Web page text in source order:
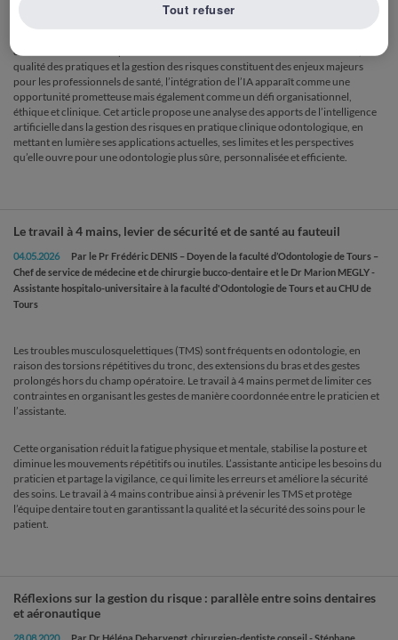
L’intelligence artificielle (IA) transforme progressivement les pratiques cliniques
d’automatisation et de prédiction. Dans un contexte où la sécurité des soins, la
qualité des pratiques et la gestion des risques constituent des enjeux majeurs
pour les professionnels de santé, l’intégration de l’IA apparaît comme une
opportunité prometteuse mais également comme un défi organisationnel,
éthique et clinique. Cet article propose une analyse des apports de l’intelligence
artificielle dans la gestion des risques en pratique clinique odontologique, en
mettant en lumière ses applications actuelles, ses limites et les perspectives
qu’elle ouvre pour une odontologie plus sûre, personnalisée et efficiente.
Le travail à 4 mains, levier de sécurité et de santé au fauteuil
04.05.2026
Par le Pr Frédéric DENIS – Doyen de la faculté d’Odontologie de Tours –
Chef de service de médecine et de chirurgie bucco-dentaire et le Dr Marion MEGLY -
Assistante hospitalo-universitaire à la faculté d'Odontologie de Tours et au CHU de
Tours
Les troubles musculosquelettiques (TMS) sont fréquents en odontologie, en
raison des torsions répétitives du tronc, des extensions du bras et des gestes
prolongés hors du champ opératoire. Le travail à 4 mains permet de limiter ces
contraintes en organisant les gestes de manière coordonnée entre le praticien et
l’assistante.
Cette organisation réduit la fatigue physique et mentale, stabilise la posture et
diminue les mouvements répétitifs ou inutiles. L’assistante anticipe les besoins du
praticien et partage la vigilance, ce qui limite les erreurs et améliore la sécurité
des soins. Le travail à 4 mains contribue ainsi à prévenir les TMS et protège
l’équipe dentaire tout en garantissant la qualité et la sécurité des soins pour le
patient.
Réflexions sur la gestion du risque : parallèle entre soins dentaires
et aéronautique
Tout refuser